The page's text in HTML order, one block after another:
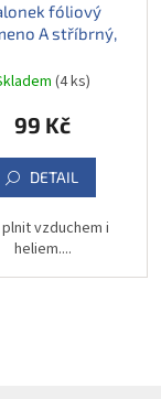
fóliový
A stříbrný,
(4 ks)
99 Kč
DETAIL
vzduchem i
heliem....